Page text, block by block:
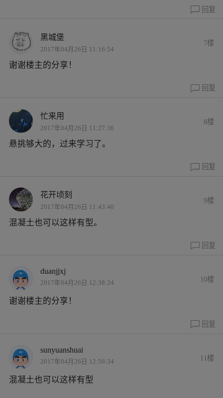
回复
黑城堡
2017年04月26日 11:16:54
7楼
谢谢楼主的分享！
回复
忙来用
2017年04月26日 11:27:36
8楼
悬挑够大的，过来学习了。
回复
花开顷刻
2017年04月26日 11:43:40
9楼
混凝土也可以这样有型。
回复
duanjjxj
2017年04月26日 12:38:24 10楼
谢谢楼主的分享！
回复
sunyuanshuai
2017年04月26日 12:56:34 11楼
混凝土也可以这样有型